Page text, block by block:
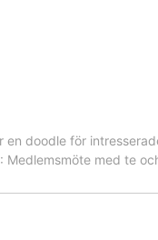
en doodle för
Medlemsmöte med te